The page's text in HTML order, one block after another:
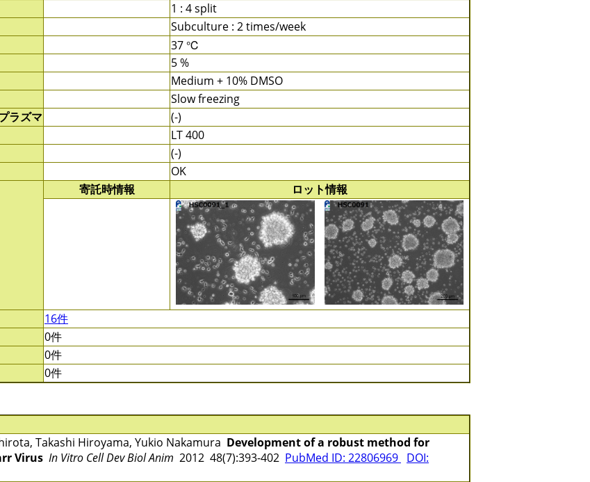
1 : 4 split
Subculture : 2 times/week
37 ℃
5 %
Medium + 10% DMSO
Slow freezing
ラズマ
(-)
LT 400
(-)
OK
寄託時情報 ロット情報
16件
0件
0件
0件
Takashi Hiroyama, Yukio Nakamura Development of a robust method for
Virus In Vitro Cell Dev Biol Anim 2012 48(7):393-402 PubMed ID: 22806969 DOI: